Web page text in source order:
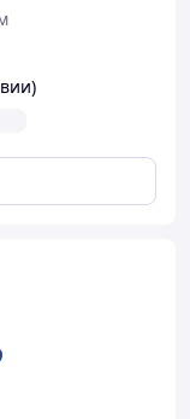
пульта
6500 К
при
Lm;